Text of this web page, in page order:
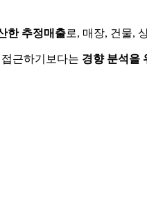
한 추정매출로, 매장, 건물,
근하기보다는 경향 분석을